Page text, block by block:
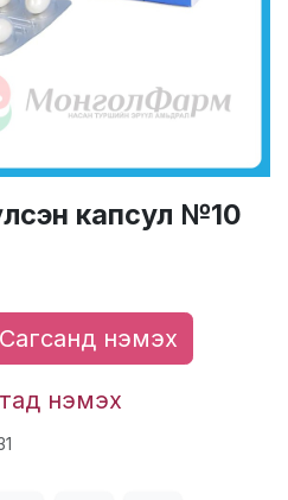
капсул №10
Сагсанд нэмэх
нэмэх